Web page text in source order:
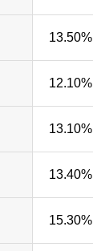
13.50%
12.10%
13.10%
13.40%
15.30%